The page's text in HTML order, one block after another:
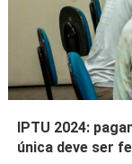
IPTU 2024:
única deve ser